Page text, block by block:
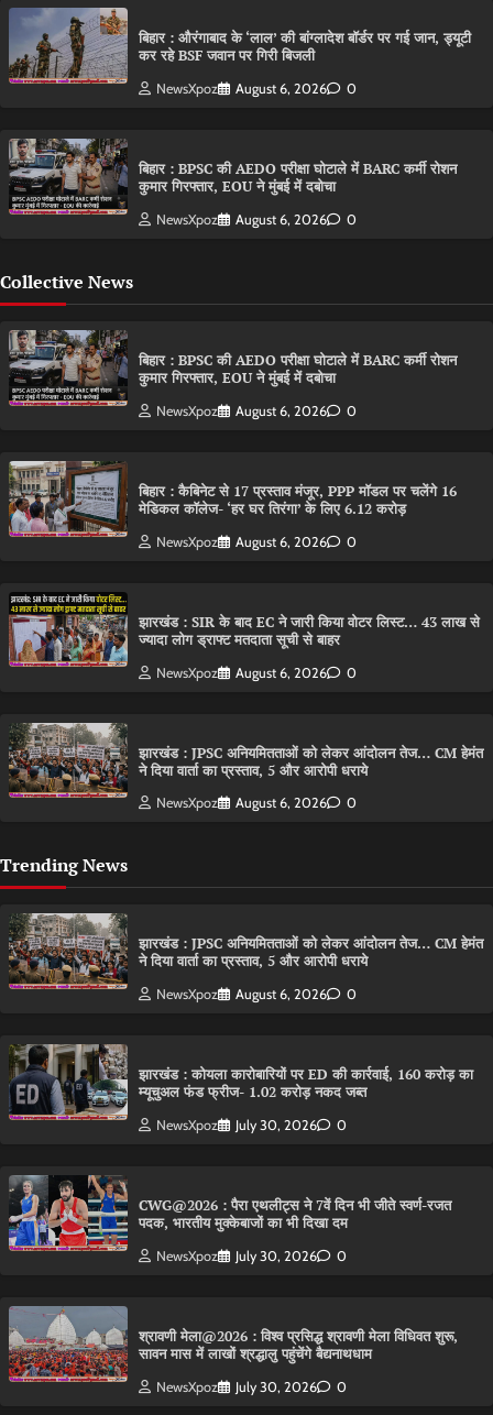
बिहार : औरंगाबाद के ‘लाल’ की बांग्लादेश बॉर्डर पर गई जान, ड्यूटी
कर रहे BSF जवान पर गिरी बिजली
NewsXpoz August 6, 2026 0
बिहार : BPSC की AEDO परीक्षा घोटाले में BARC कर्मी रोशन
कुमार गिरफ्तार, EOU ने मुंबई में दबोचा
NewsXpoz August 6, 2026 0
Collective News
बिहार : BPSC की AEDO परीक्षा घोटाले में BARC कर्मी रोशन
कुमार गिरफ्तार, EOU ने मुंबई में दबोचा
NewsXpoz August 6, 2026 0
बिहार : कैबिनेट से 17 प्रस्ताव मंजूर, PPP मॉडल पर चलेंगे 16
मेडिकल कॉलेज- ‘हर घर तिरंगा’ के लिए 6.12 करोड़
NewsXpoz August 6, 2026 0
झारखंड : SIR के बाद EC ने जारी किया वोटर लिस्ट… 43 लाख से
ज्यादा लोग ड्राफ्ट मतदाता सूची से बाहर
NewsXpoz August 6, 2026 0
झारखंड : JPSC अनियमितताओं को लेकर आंदोलन तेज… CM हेमंत
ने दिया वार्ता का प्रस्ताव, 5 और आरोपी धराये
NewsXpoz August 6, 2026 0
Trending News
झारखंड : JPSC अनियमितताओं को लेकर आंदोलन तेज… CM हेमंत
ने दिया वार्ता का प्रस्ताव, 5 और आरोपी धराये
NewsXpoz August 6, 2026 0
झारखंड : कोयला कारोबारियों पर ED की कार्रवाई, 160 करोड़ का
म्यूचुअल फंड फ्रीज- 1.02 करोड़ नकद जब्त
NewsXpoz July 30, 2026 0
CWG@2026 : पैरा एथलीट्स ने 7वें दिन भी जीते स्वर्ण-रजत
पदक, भारतीय मुक्केबाजों का भी दिखा दम
NewsXpoz July 30, 2026 0
श्रावणी मेला@2026 : विश्व प्रसिद्ध श्रावणी मेला विधिवत शुरू,
सावन मास में लाखों श्रद्धालु पहुंचेंगे बैद्यनाथधाम
NewsXpoz July 30, 2026 0